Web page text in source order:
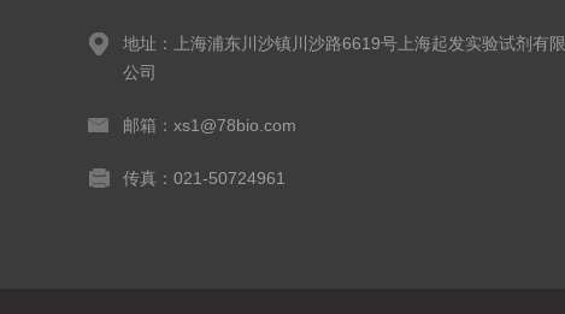
地址：上海浦东川沙镇川沙路6619号上海起发实验试剂有限
公司
邮箱：xs1@78bio.com
传真：021-50724961